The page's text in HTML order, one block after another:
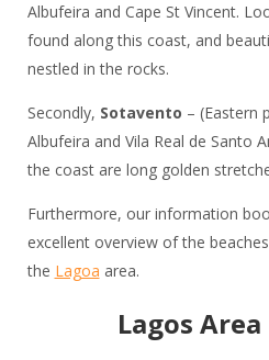
Albufeira and Cape St Vincent.
found along this coast, and
nestled in the rocks.
Secondly, Sotavento – (Eastern
Albufeira and Vila Real de Santo
the coast are long golden
Furthermore, our information
excellent overview of the
the Lagoa area.
Lagos